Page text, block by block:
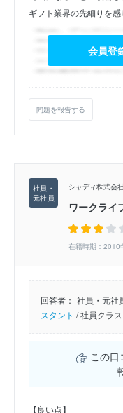
ギフト業界の先細りを
会員登
問題を報告する
シャディ株式会
ワークライ
在籍時期：2010
回答者： 社員・元社
スタント /社員クラ
この口
【良い点】